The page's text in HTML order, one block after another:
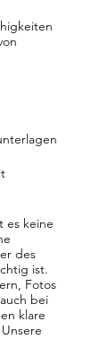
es keine
des
ist.
Fotos
bei
klare